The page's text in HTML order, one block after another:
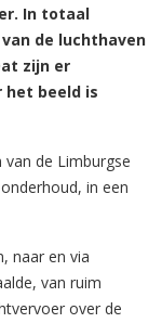
In totaal
de luchthaven
zijn er
het beeld is
de Limburgse
in een
naar en via
van ruim
over de